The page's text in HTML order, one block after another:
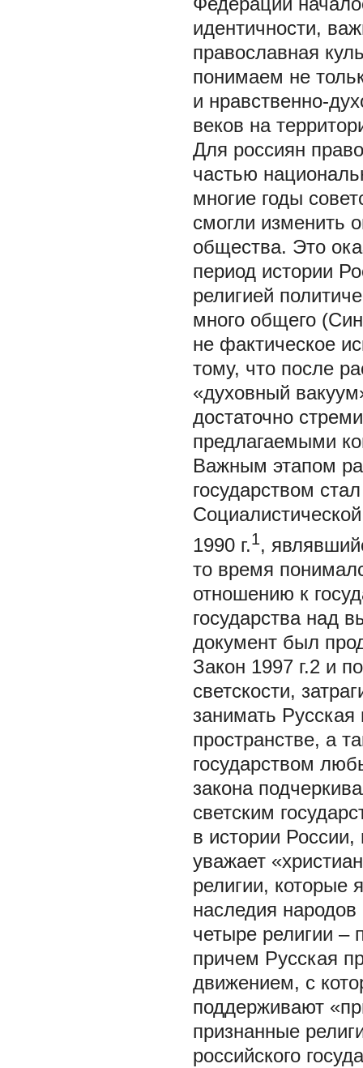
идентичности,
православная
понимаем не
и нравственно-
веков на
Для россиян
частью
многие годы
смогли изменить
общества. Это
период истории
религией
много общего
не фактическое
тому, что после
«духовный
достаточно
предлагаемыми
Важным этапом
государством
1990 г.1,
то время
отношению к
государства над
документ был
Закон 1997 г.2 и
светскости,
занимать
пространстве, а
государством
закона
светским
в истории России,
уважает
религии, которые
наследия
четыре религии –
причем Русская
движением, с
поддерживают
признанные
российского